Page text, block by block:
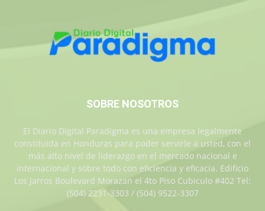
SOBRE NOSOTROS
El Diario Digital Paradigma es una empresa legalmente
constituida en Honduras para poder servirle a usted, con el
más alto nivel de liderazgo en el mercado nacional e
internacional y sobre todo con eficiencia y eficacia. Edificio
Los Jarros Boulevard Morazan el 4to Piso Cubiculo #402 Tel:
(504) 2231-3303 / (504) 9522-3307